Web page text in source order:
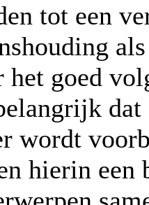
tot een
het goed
dat
wordt
hierin